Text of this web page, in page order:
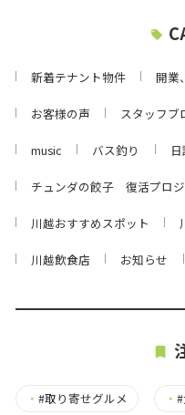
新着テナント物件 開業
お客様の声 スタッフブ
music バス釣り
チュンダの餃子 復活プロ
川越おすすめスポット
川越飲食店 お知らせ
・ #取り寄せグルメ ・